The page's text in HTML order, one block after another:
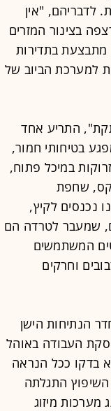
לדבריהם, "אין
בצינור המזרים
מתבצעת בתדירות
למערכת הביוב של
התריע אחד
בטיחותי חמור,
במיכל פתוח,
שחפת
נכנסים לקיץ,
שמעבר לטרדה הם
המשתמשים
וחרקים
הנתיחות הישן
העבודה באוהל
בדקו ככל הנראה
התגלתה
מיזוג